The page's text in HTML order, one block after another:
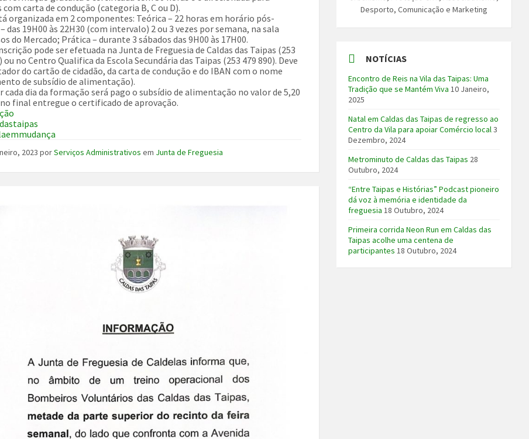
com carta de condução (categoria B, C ou D).
organizada em 2 componentes: Teórica – 22 horas em horário pós-
das 19H00 às 22H30 (com intervalo) 2 ou 3 vezes por semana, na sala
do Mercado; Prática – durante 3 sábados das 9H00 às 17H00.
pode ser efetuada na Junta de Freguesia de Caldas das Taipas (253
ou no Centro Qualifica da Escola Secundária das Taipas (253 479 890). Deve
do cartão de cidadão, da carta de condução e do IBAN com o nome
de subsídio de alimentação).
cada dia da formação será pago o subsídio de alimentação no valor de 5,20
final entregue o certificado de aprovação.
2023porServiços Administrativos em Junta de Freguesia
Desporto, Comunicação e Marketing
NOTÍCIAS
Encontro de Reis na Vila das Taipas: Uma
Tradição que se Mantém Viva 10 Janeiro,
2025
Natal em Caldas das Taipas de regresso ao
Centro da Vila para apoiar Comércio local3
Dezembro, 2024
Metrominuto de Caldas das Taipas 28
Outubro, 2024
“Entre Taipas e Histórias” Podcast pioneiro
dá voz à memória e identidade da
freguesia 18 Outubro, 2024
Primeira corrida Neon Run em Caldas das
Taipas acolhe uma centena de
participantes 18 Outubro, 2024